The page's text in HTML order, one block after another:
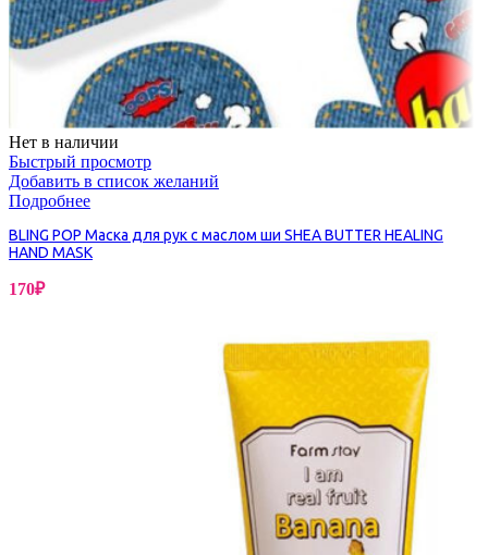
Нет в наличии
Быстрый просмотр
Добавить в список желаний
Подробнее
BLING POP Маска для рук с маслом ши SHEA BUTTER HEALING
HAND MASK
170₽